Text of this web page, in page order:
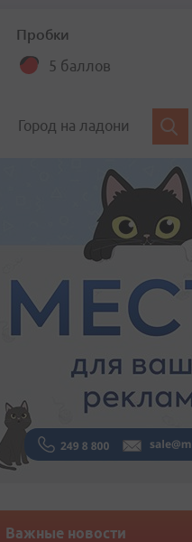
Пробки
5 баллов
Город на ладони
Важные новости